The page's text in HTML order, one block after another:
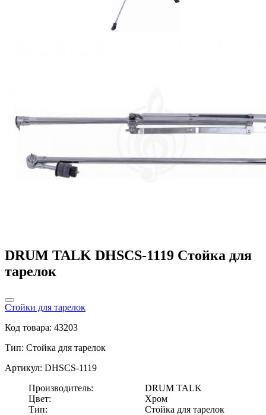
DRUM TALK DHSCS-1119 Стойка для
тарелок
Стойки для тарелок
Код товара: 43203
Тип: Стойка для тарелок
Артикул: DHSCS-1119
Производитель:
DRUM TALK
Цвет:
Хром
Тип:
Стойка для тарелок